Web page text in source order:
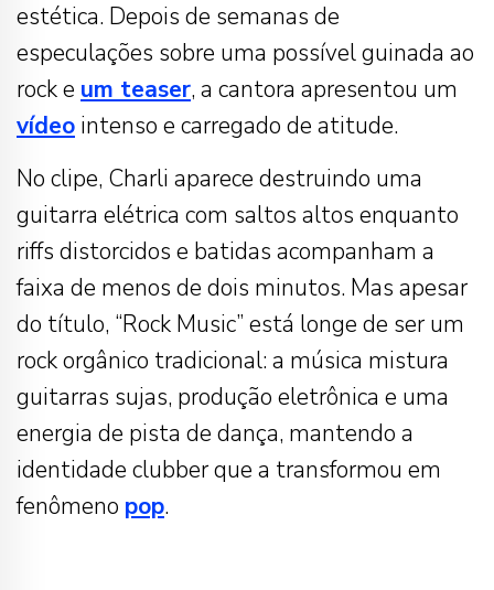
estética. Depois de semanas de
especulações sobre uma possível guinada ao
rock e um teaser, a cantora apresentou um
vídeo intenso e carregado de atitude.
No clipe, Charli aparece destruindo uma
guitarra elétrica com saltos altos enquanto
riffs distorcidos e batidas acompanham a
faixa de menos de dois minutos. Mas apesar
do título, “Rock Music” está longe de ser um
rock orgânico tradicional: a música mistura
guitarras sujas, produção eletrônica e uma
energia de pista de dança, mantendo a
identidade clubber que a transformou em
fenômeno pop.